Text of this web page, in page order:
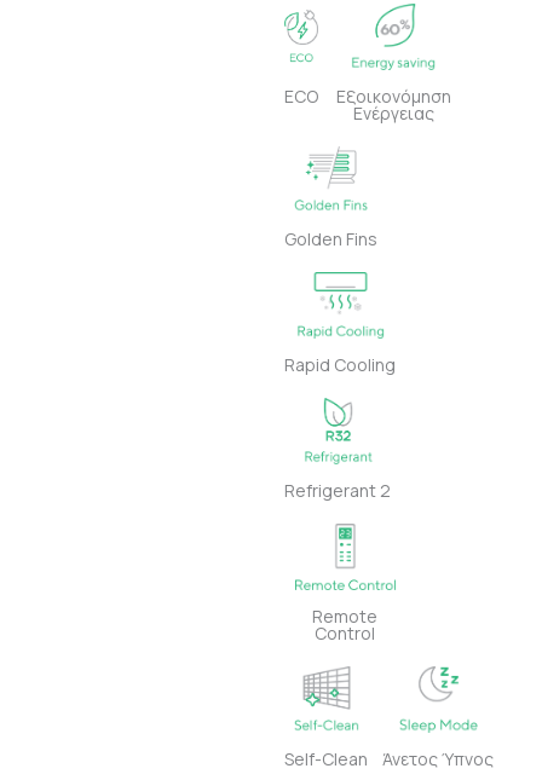
ECO Εξοικονόμηση
Ενέργειας
Golden Fins
Rapid Cooling
Refrigerant 2
Remote
Control
Self-Clean Άνετος Ύπνος